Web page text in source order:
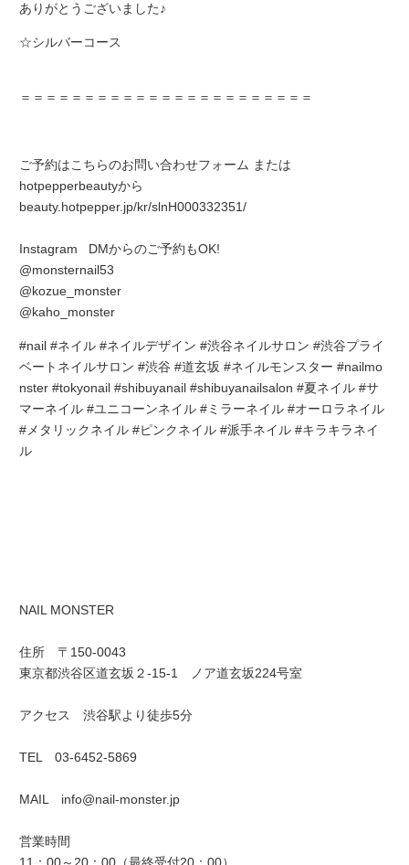
ありがとうございました♪
☆シルバーコース
＝＝＝＝＝＝＝＝＝＝＝＝＝＝＝＝＝＝＝＝＝＝＝
ご予約はこちらのお問い合わせフォーム または
hotpepperbeautyから
beauty.hotpepper.jp/kr/slnH000332351/
Instagram DMからのご予約もOK!
@monsternail53
@kozue_monster
@kaho_monster
#nail #ネイル #ネイルデザイン #渋谷ネイルサロン #渋谷プライ
ベートネイルサロン #渋谷 #道玄坂 #ネイルモンスター #nailmo
nster #tokyonail #shibuyanail #shibuyanailsalon #夏ネイル #サ
マーネイル #ユニコーンネイル #ミラーネイル #オーロラネイル
#メタリックネイル #ピンクネイル #派手ネイル #キラキラネイ
ル
NAIL MONSTER
住所 〒150-0043
東京都渋谷区道玄坂２-15-1 ノア道玄坂224号室
アクセス 渋谷駅より徒歩5分
TEL 03-6452-5869
MAIL info@nail-monster.jp
営業時間